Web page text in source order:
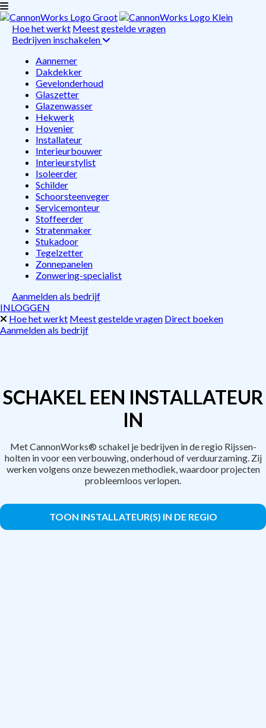
Hoe het werkt Meest gestelde vragen
Bedrijven inschakelen
Aannemer
Dakdekker
Gevelonderhoud
Glaszetter
Glazenwasser
Hekwerk
Hovenier
Installateur
Interieurbouwer
Interieurstylist
Isoleerder
Schilder
Schoorsteenveger
Servicemonteur
Stoffeerder
Stratenmaker
Stukadoor
Tegelzetter
Zonnepanelen
Zonwering-specialist
Aanmelden als bedrijf
INLOGGEN
Hoe het werkt Meest gestelde vragen Direct boeken
Aanmelden als bedrijf
SCHAKEL EEN INSTALLATEUR
IN
Met CannonWorks® schakel je bedrijven in de regio Rijssen-
holten in voor een verbouwing, onderhoud of verduurzaming. Zij
werken volgens onze bewezen methodiek, waardoor projecten
probleemloos verlopen.
TOON INSTALLATEUR(S) IN DE REGIO